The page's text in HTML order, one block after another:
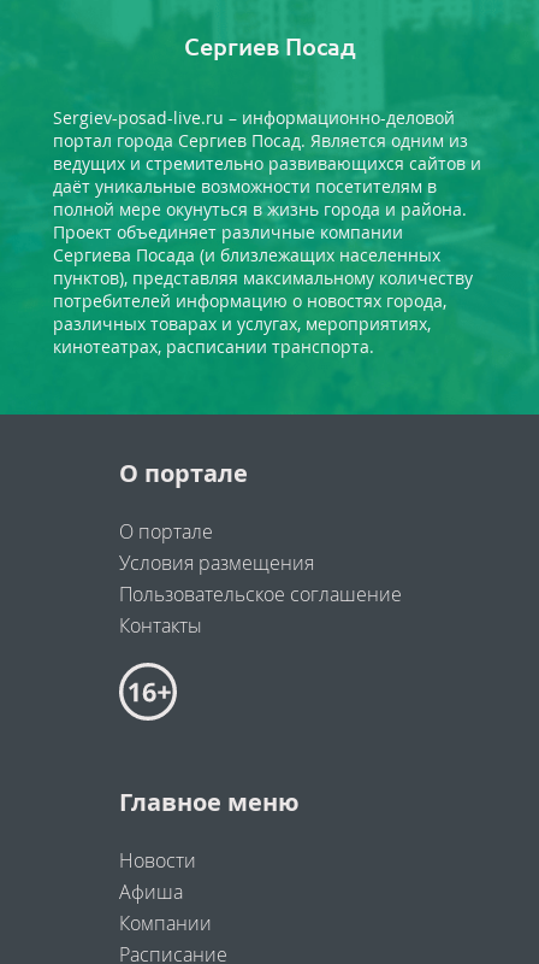
Сергиев Посад
Sergiev-posad-live.ru – информационно-деловой
портал города Сергиев Посад. Является одним из
ведущих и стремительно развивающихся сайтов и
даёт уникальные возможности посетителям в
полной мере окунуться в жизнь города и района.
Проект объединяет различные компании
Сергиева Посада (и близлежащих населенных
пунктов), представляя максимальному количеству
потребителей информацию о новостях города,
различных товарах и услугах, мероприятиях,
кинотеатрах, расписании транспорта.
О портале
О портале
Условия размещения
Пользовательское соглашение
Контакты
Главное меню
Новости
Афиша
Компании
Расписание